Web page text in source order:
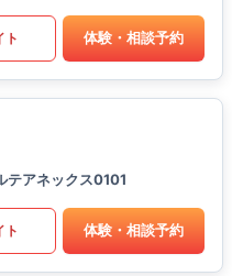
ト 体験・相談予約
テアネックス0101
ト 体験・相談予約